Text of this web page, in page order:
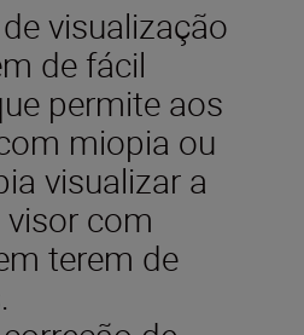
visualização
de fácil
permite aos
miopia ou
visualizar a
com
terem de